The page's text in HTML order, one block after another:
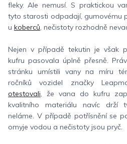
fleky. Ale nemusí. S praktickou
tyto starosti odpadají, gumovému
u koberců, nečistoty rozhodně
Nejen v případě tekutin je však
kufru pasovala úplně přesně.
stránku umístili vany na míru
ročníků vozidel značky
otestovali, že vana do kufru
kvalitního materiálu navíc drží
neláme. V případě potřísnění se
omyje vodou a nečistoty jsou pryč.